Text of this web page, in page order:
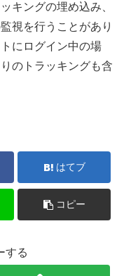
キングの埋め込み、
視を行うことがあり
にログイン中の場
のトラッキングも含
はてブ
コピー
する